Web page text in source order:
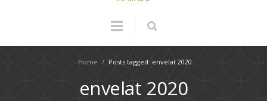
Home / Posts tagged: envelat 2020
envelat 2020